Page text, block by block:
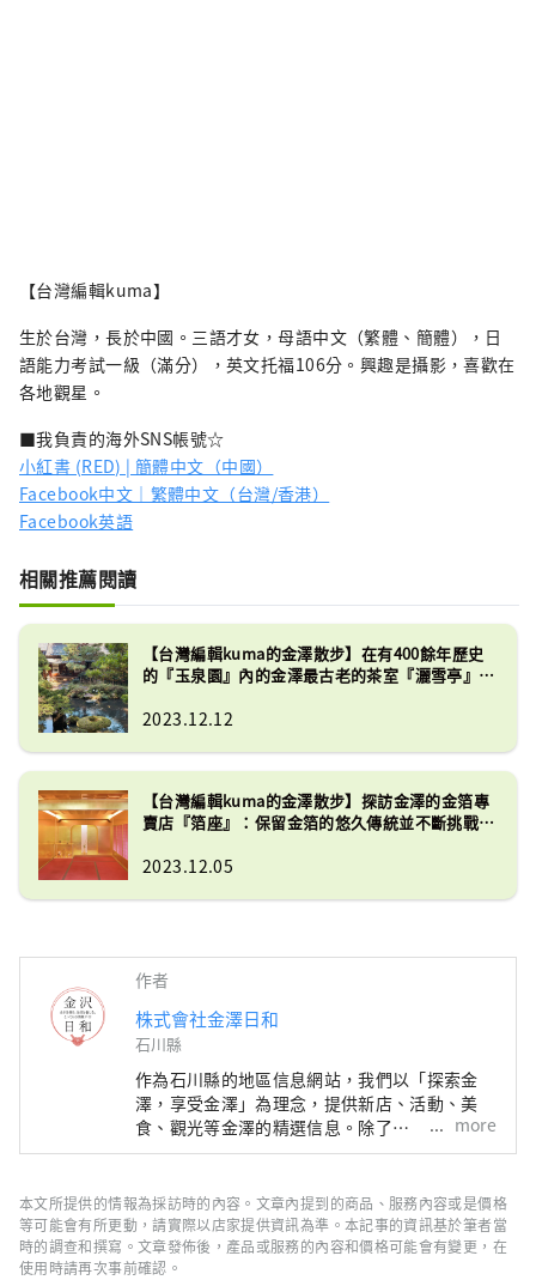
【台灣編輯kuma】
生於台灣，長於中國。三語才女，母語中文（繁體、簡體），日
語能力考試一級（滿分），英文托福106分。興趣是攝影，喜歡在
各地觀星。
■我負責的海外SNS帳號☆
小紅書 (RED) | 簡體中文（中國）
Facebook中文｜繁體中文（台灣/香港）
Facebook英語
相關推薦閱讀
【台灣編輯kuma的金澤散步】在有400餘年歷史
的『玉泉園』內的金澤最古老的茶室『灑雪亭』參
2023.12.12
【台灣編輯kuma的金澤散步】探訪金澤的金箔專
賣店『箔座』：保留金箔的悠久傳統並不斷挑戰新
2023.12.05
作者
株式會社金澤日和
石川縣
作為石川縣的地區信息網站，我們以「探索金
澤，享受金澤」為理念，提供新店、活動、美
食、觀光等金澤的精選信息。除了
「SmartNews」、「goo news」等日本國內媒
等海外媒體合作，向世界廣泛傳播石川縣的魅
力。
more
本文所提供的情報為採訪時的內容。文章內提到的商品、服務內容或是價格
等可能會有所更動，請實際以店家提供資訊為準。本記事的資訊基於筆者當
時的調查和撰寫。文章發佈後，產品或服務的內容和價格可能會有變更，在
使用時請再次事前確認。